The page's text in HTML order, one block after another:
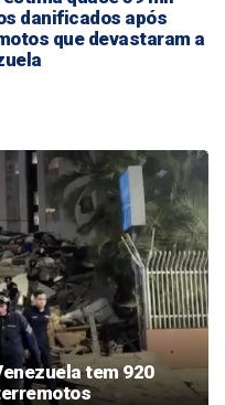
danificados após
que devastaram a
tem 920